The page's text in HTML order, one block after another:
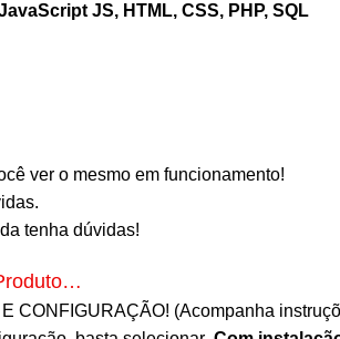
JS, HTML, CSS, PHP, SQL
ver o mesmo em funcionamento!
tenha dúvidas!
CONFIGURAÇÃO! (Acompanha